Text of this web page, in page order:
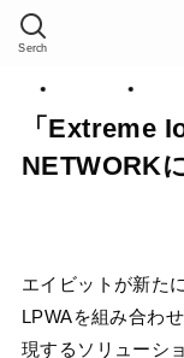
Serch
情報 採用情報 サ
「Extreme
NETWORK
エイビットが新た
LPWAを組み合わ
現するソリューシ